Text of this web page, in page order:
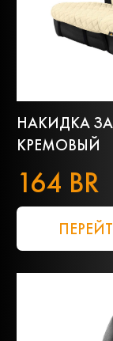
НАКИДКА
КРЕМОВЫЙ
164 BR